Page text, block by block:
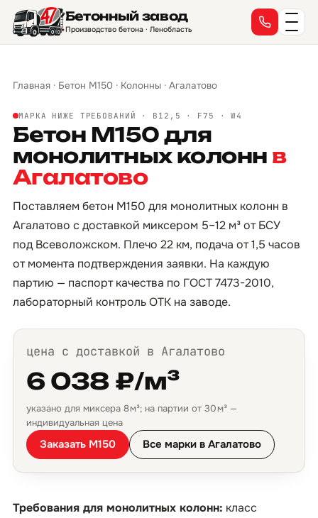
Бетонный завод
Производство бетона · Ленобласть
Главная · Бетон М150 · Колонны · Агалатово
МАРКА НИЖЕ ТРЕБОВАНИЙ · B12,5 · F75 · W4
Бетон М150 для
монолитных колонн в
Агалатово
Поставляем бетон М150 для монолитных колонн в
Агалатово с доставкой миксером 5–12 м³ от БСУ
под Всеволожском. Плечо 22 км, подача от 1,5 часов
от момента подтверждения заявки. На каждую
партию — паспорт качества по ГОСТ 7473-2010,
лабораторный контроль ОТК на заводе.
цена с доставкой в Агалатово
6 038 ₽/м³
указано для миксера 8 м³; на партии от 30 м³ —
индивидуальная цена
Заказать М150 Все марки в Агалатово
Требования для монолитных колонн: класс